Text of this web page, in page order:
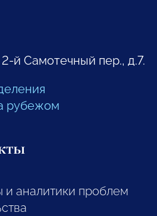
2-й Самотечный пер., д.7.
рубежом
и аналитики проблем